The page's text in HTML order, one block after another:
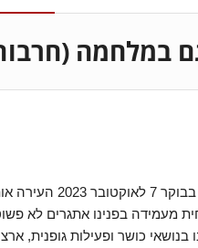
במלחמה
מלחמת חרבות ברזל
מעמידה בפנינו אתגרים לא
בנושאי כושר ופעילות גופנית,